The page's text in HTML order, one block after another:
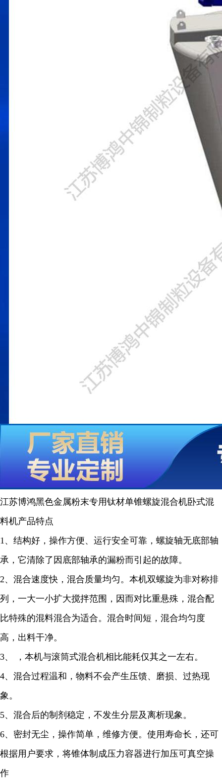
江苏博鸿黑色金属粉末专用钛材单锥螺旋混合机卧式混
料机产品特点
1、结构好，操作方便、运行安全可靠，螺旋轴无底部轴
承，它清除了因底部轴承的漏粉而引起的故障。
2、混合速度快，混合质量均匀。本机双螺旋为非对称排
列，一大一小扩大搅拌范围，因而对比重悬殊，混合配
比特殊的混料混合为适合。混合时间短，混合均匀度
高，出料干净。
3、 ，本机与滚筒式混合机相比能耗仅其之一左右。
4、混合过程温和，物料不会产生压馈、磨损、过热现
象。
5、混合后的制剂稳定，不发生分层及离析现象。
6、密封无尘，操作简单，维修方便。使用寿命长，还可
根据用户要求，将锥体制成压力容器进行加压可真空操
作